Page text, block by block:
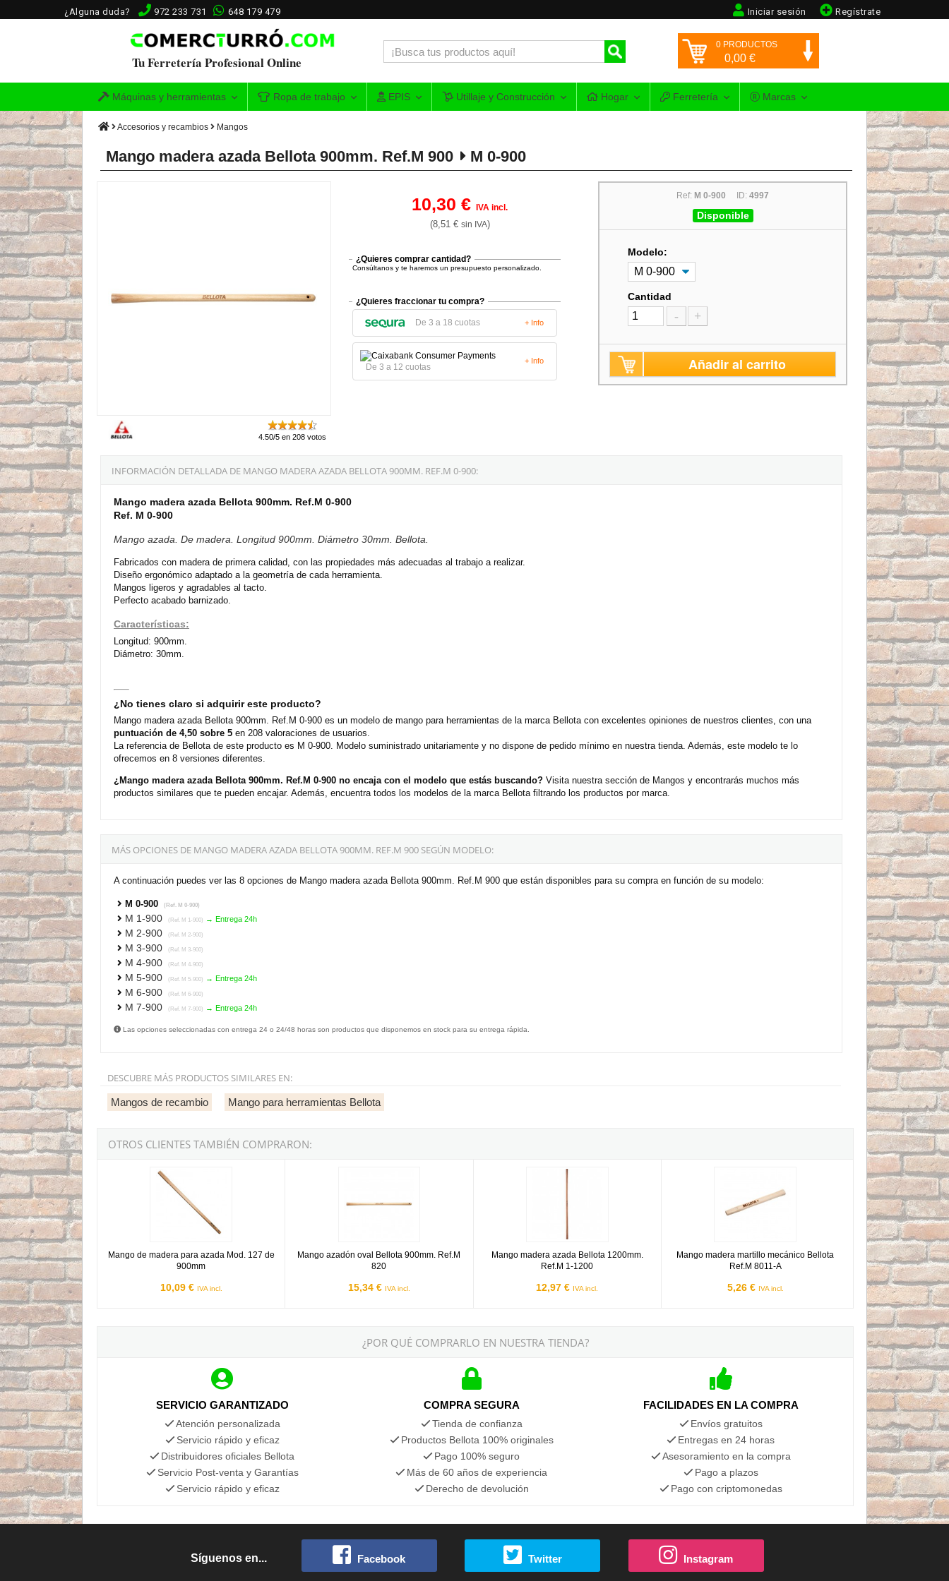
¿Alguna duda? 972 233 731 648 179 479 Regístrate
Iniciar sesión
Tu Ferretería Profesional Online
0 PRODUCTOS
0,00 €
Máquinas y herramientas Ropa de trabajo EPIS Utillaje y Construcción Hogar Ferretería Marcas
Accesorios y recambios Mangos
Mango madera azada Bellota 900mm. Ref.M 900 M 0-900
4.50/5 en 208 votos
10,30 €IVA incl.
(8,51 € sin IVA)
¿Quieres comprar cantidad?
Consúltanos y te haremos un presupuesto personalizado.
¿Quieres fraccionar tu compra?
De 3 a 18 cuotas + Info
De 3 a 12 cuotas
+ Info
Ref: M 0-900 ID:4997
Disponible
Modelo:
Cantidad
- +
Añadir al carrito
INFORMACIÓN DETALLADA DE MANGO MADERA AZADA BELLOTA 900MM. REF.M 0-900:
Mango madera azada Bellota 900mm. Ref.M 0-900
Ref. M 0-900
Mango azada. De madera. Longitud 900mm. Diámetro 30mm. Bellota.
Fabricados con madera de primera calidad, con las propiedades más adecuadas al trabajo a realizar.
Diseño ergonómico adaptado a la geometría de cada herramienta.
Mangos ligeros y agradables al tacto.
Perfecto acabado barnizado.
Características:
Longitud: 900mm.
Diámetro: 30mm.
¿No tienes claro si adquirir este producto?
Mango madera azada Bellota 900mm. Ref.M 0-900 es un modelo de mango para herramientas de la marca Bellota con excelentes opiniones de nuestros clientes, con una
puntuación de 4,50 sobre 5 en 208 valoraciones de usuarios.
La referencia de Bellota de este producto es M 0-900. Modelo suministrado unitariamente y no dispone de pedido mínimo en nuestra tienda. Además, este modelo te lo
ofrecemos en 8 versiones diferentes.
¿Mango madera azada Bellota 900mm. Ref.M 0-900 no encaja con el modelo que estás buscando? Visita nuestra sección de Mangos y encontrarás muchos más
productos similares que te pueden encajar. Además, encuentra todos los modelos de la marca Bellota filtrando los productos por marca.
MÁS OPCIONES DE MANGO MADERA AZADA BELLOTA 900MM. REF.M 900 SEGÚN MODELO:
A continuación puedes ver las 8 opciones de Mango madera azada Bellota 900mm. Ref.M 900 que están disponibles para su compra en función de su modelo:
M 0-900 (Ref. M 0-900)
M 1-900 (Ref. M 1-900) → Entrega 24h
M 2-900 (Ref. M 2-900)
M 3-900 (Ref. M 3-900)
M 4-900 (Ref. M 4-900)
M 5-900 (Ref. M 5-900) → Entrega 24h
M 6-900 (Ref. M 6-900)
M 7-900 (Ref. M 7-900) → Entrega 24h
Las opciones seleccionadas con entrega 24 o 24/48 horas son productos que disponemos en stock para su entrega rápida.
DESCUBRE MÁS PRODUCTOS SIMILARES EN:
Mangos de recambio Mango para herramientas Bellota
OTROS CLIENTES TAMBIÉN COMPRARON:
Mango de madera para azada Mod. 127 de
900mm
10,09 € IVA incl.
Mango azadón oval Bellota 900mm. Ref.M
820
15,34 € IVA incl.
Mango madera azada Bellota 1200mm.
Ref.M 1-1200
12,97 € IVA incl.
Mango madera azada Bellota 1200mm. Ref.M 1-1200
Mango madera martillo mecánico Bellota
Ref.M 8011-A
5,26 € IVA incl.
Mango madera martillo mecánico Bellota Ref.M 8011-A
¿POR QUÉ COMPRARLO EN NUESTRA TIENDA?
SERVICIO GARANTIZADO
Atención personalizada
Servicio rápido y eficaz
Distribuidores oficiales Bellota
Servicio Post-venta y Garantías
Servicio rápido y eficaz
COMPRA SEGURA
Tienda de confianza
Productos Bellota 100% originales
Pago 100% seguro
Más de 60 años de experiencia
Derecho de devolución
FACILIDADES EN LA COMPRA
Envíos gratuitos
Entregas en 24 horas
Asesoramiento en la compra
Pago a plazos
Pago con criptomonedas
Síguenos en... Facebook Twitter Instagram